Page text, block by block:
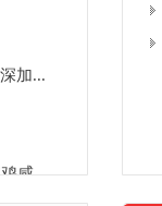
加...
咸...